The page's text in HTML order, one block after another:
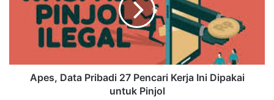
Apes, Data Pribadi 27 Pencari Kerja Ini Dipakai
untuk Pinjol